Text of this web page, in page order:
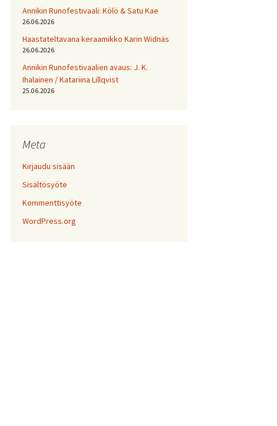
Annikin Runofestivaali: Kölö & Satu Kae
26.06.2026
Haastateltavana keraamikko Karin Widnäs
26.06.2026
Annikin Runofestivaalien avaus: J. K.
Ihalainen / Katariina Lillqvist
25.06.2026
Meta
Kirjaudu sisään
Sisältösyöte
Kommenttisyöte
WordPress.org